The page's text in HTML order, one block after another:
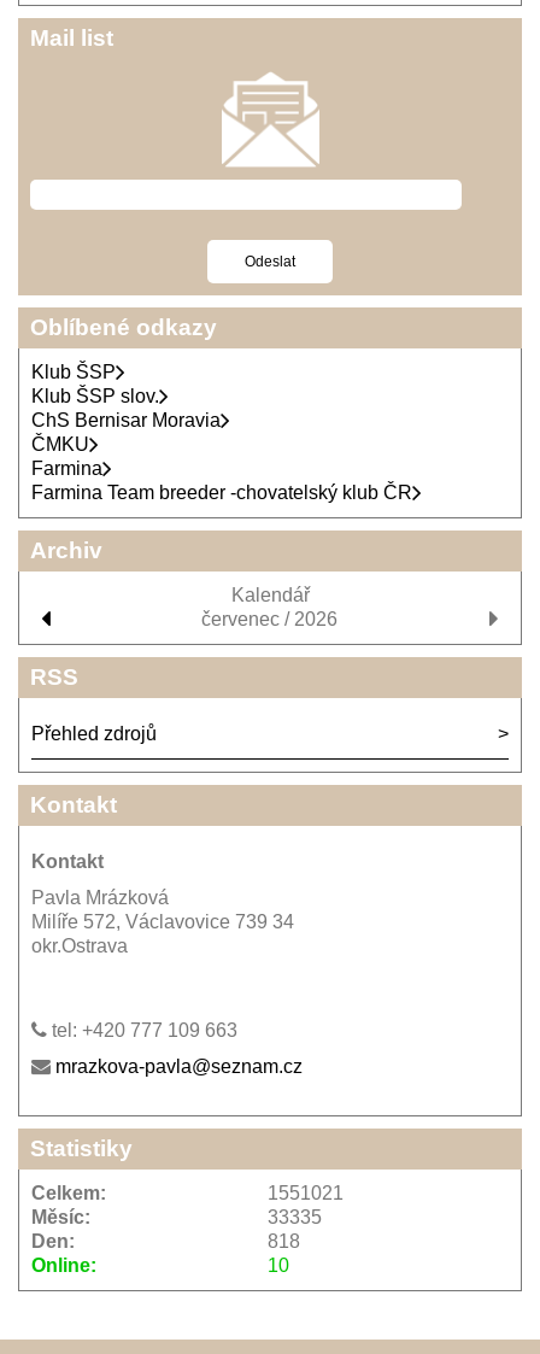
Mail list
Oblíbené odkazy
Klub ŠSP
Klub ŠSP slov.
ChS Bernisar Moravia
ČMKU
Farmina
Farmina Team breeder -chovatelský klub ČR
Archiv
Kalendář
červenec / 2026
RSS
Přehled zdrojů
Kontakt
Kontakt
Pavla Mrázková
Milíře 572, Václavovice 739 34
okr.Ostrava
tel: +420 777 109 663
mrazkova-pavla@seznam.cz
Statistiky
Online: 10
Celkem:
1551021
Měsíc:
33335
Den:
818